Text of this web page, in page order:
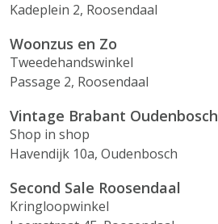
Kadeplein 2, Roosendaal
Woonzus en Zo
Tweedehandswinkel
Passage 2, Roosendaal
Vintage Brabant Oudenbosch
Shop in shop
Havendijk 10a, Oudenbosch
Second Sale Roosendaal
Kringloopwinkel